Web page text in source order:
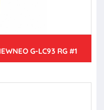
G-LC93 RG #1